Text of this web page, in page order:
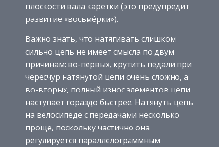
плоскости вала каретки (это предупредит
развитие «восьмёрки»).
Важно знать, что натягивать слишком
сильно цепь не имеет смысла по двум
причинам: во-первых, крутить педали при
чересчур натянутой цепи очень сложно, а
во-вторых, полный износ элементов цепи
наступает гораздо быстрее. Натянуть цепь
на велосипеде с передачами несколько
проще, поскольку частично она
регулируется параллелограммным